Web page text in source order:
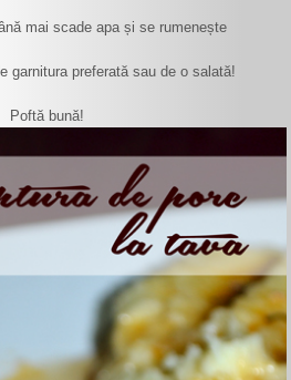
mai scade apa și se rumenește
garnitura preferată sau de o salată!
Poftă bună!